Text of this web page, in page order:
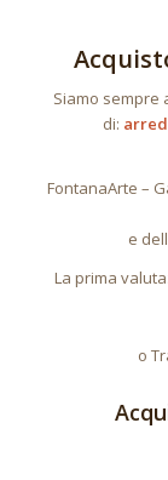
Siamo sempre
di:
FontanaArte –
e
La prima
o